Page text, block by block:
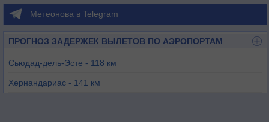
Метеонова в Telegram
ПРОГНОЗ ЗАДЕРЖЕК ВЫЛЕТОВ ПО АЭРОПОРТАМ
Сьюдад-дель-Эсте - 118 км
Хернандариас - 141 км